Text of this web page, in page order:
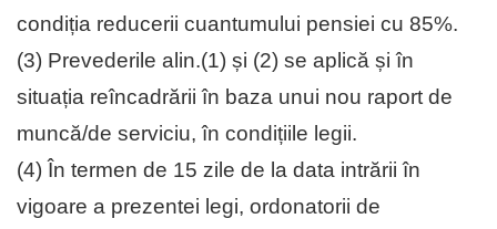
condiția reducerii cuantumului pensiei cu 85%.
(3) Prevederile alin.(1) și (2) se aplică și în
situația reîncadrării în baza unui nou raport de
muncă/de serviciu, în condițiile legii.
(4) În termen de 15 zile de la data intrării în
vigoare a prezentei legi, ordonatorii de